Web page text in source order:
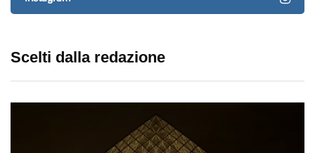
Scelti dalla redazione